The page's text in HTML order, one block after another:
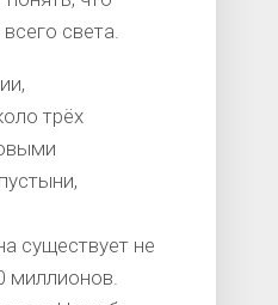
света.
трёх
существует не
миллионов.